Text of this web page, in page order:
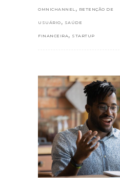
OMNICHANNEL , RETENÇÃO DE
USUÁRIO , SAÚDE
FINANCEIRA , STARTUP